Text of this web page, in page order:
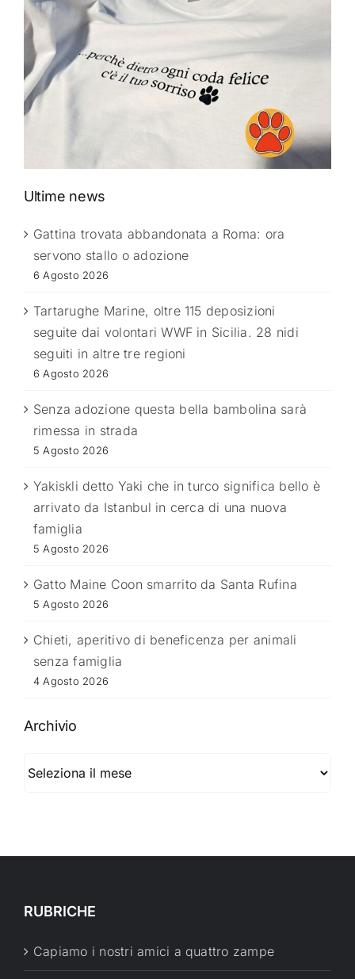
Ultime news
Gattina trovata abbandonata a Roma: ora
servono stallo o adozione
6 Agosto 2026
Tartarughe Marine, oltre 115 deposizioni
seguite dai volontari WWF in Sicilia. 28 nidi
seguiti in altre tre regioni
6 Agosto 2026
Senza adozione questa bella bambolina sarà
rimessa in strada
5 Agosto 2026
Yakiskli detto Yaki che in turco significa bello è
arrivato da Istanbul in cerca di una nuova
famiglia
5 Agosto 2026
Gatto Maine Coon smarrito da Santa Rufina
5 Agosto 2026
Chieti, aperitivo di beneficenza per animali
senza famiglia
4 Agosto 2026
Archivio
RUBRICHE
Capiamo i nostri amici a quattro zampe